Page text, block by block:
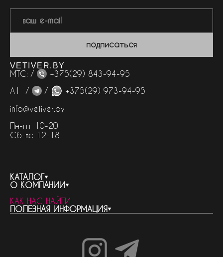
подписаться
VETIVER.BY
МТС: /
+375(29) 843-94-95
А1 /
/
+375(29) 973-94-95
info@vetiver.by
Пн-пт 10-20
Сб-вс 12-18
КАТАЛОГ
весь каталог
бренды
женская парфюмерия
мужская парфюмерия
унисекс парфюмерия
О КОМПАНИИ
контакты
о компании
доставка и оплата
КАК НАС НАЙТИ
ПОЛЕЗНАЯ ИНФОРМАЦИЯ
как совершить покупку